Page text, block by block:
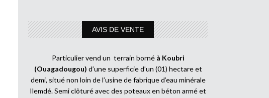
AVIS DE VENTE
Particulier vend un terrain borné à Koubri
(Ouagadougou) d’une superficie d’un (01) hectare et
demi, situé non loin de l’usine de fabrique d’eau minérale
Ilemdé. Semi clôturé avec des poteaux en béton armé et